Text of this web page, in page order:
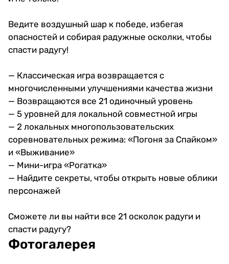
Ведите воздушный шар к победе, избегая
опасностей и собирая радужные осколки, чтобы
спасти радугу!
— Классическая игра возвращается с
многочисленными улучшениями качества жизни
— Возвращаются все 21 одиночный уровень
— 5 уровней для локальной совместной игры
— 2 локальных многопользовательских
соревновательных режима: «Погоня за Спайком»
и «Выживание»
— Мини-игра «Рогатка»
— Найдите секреты, чтобы открыть новые облики
персонажей
Сможете ли вы найти все 21 осколок радуги и
спасти радугу?
Фотогалерея